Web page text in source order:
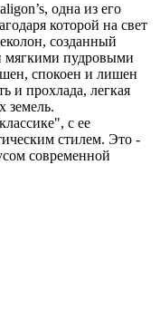
одна из его
которой на свет
созданный
мягкими пудровыми
спокоен и лишен
и прохлада, легкая
земель.
с ее
стилем. Это -
современной